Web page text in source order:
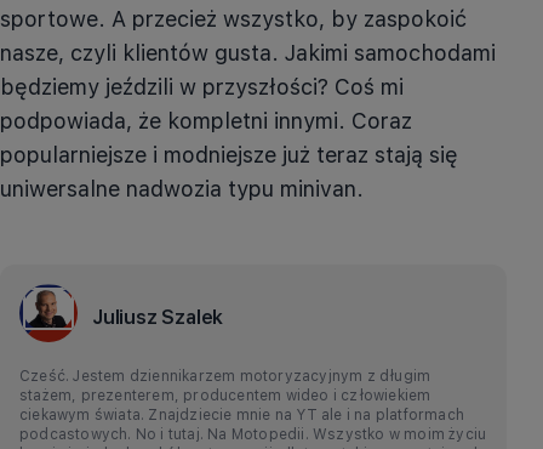
sportowe. A przecież wszystko, by zaspokoić
nasze, czyli klientów gusta. Jakimi samochodami
będziemy jeździli w przyszłości? Coś mi
podpowiada, że kompletni innymi. Coraz
popularniejsze i modniejsze już teraz stają się
uniwersalne nadwozia typu minivan.
Juliusz Szalek
Cześć. Jestem dziennikarzem motoryzacyjnym z długim
stażem, prezenterem, producentem wideo i człowiekiem
ciekawym świata. Znajdziecie mnie na YT ale i na platformach
podcastowych. No i tutaj. Na Motopedii. Wszystko w moim życiu